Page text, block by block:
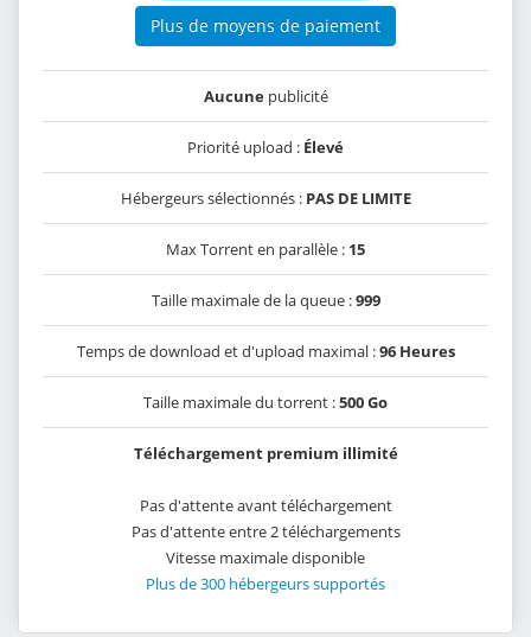
Plus de moyens de paiement
Aucunepublicité
Priorité upload : Élevé
Hébergeurs sélectionnés : PAS DE LIMITE
Max Torrent en parallèle : 15
Taille maximale de la queue :999
Temps de download et d'upload maximal :96 Heures
Taille maximale du torrent :500 Go
Téléchargement premium illimité
Pas d'attente avant téléchargement
Pas d'attente entre 2 téléchargements
Vitesse maximale disponible
Plus de 300 hébergeurs supportés